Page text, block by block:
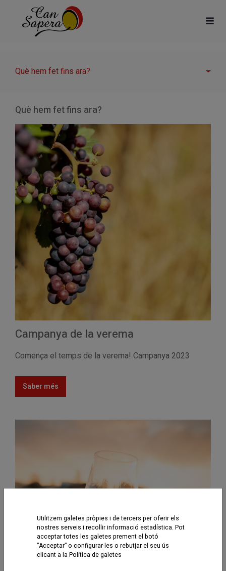
Què hem fet fins ara?
Què hem fet fins ara?
Campanya de la verema
Comença el temps de la verema! Campanya 2023
Saber més
Utilitzem galetes pròpies i de tercers per oferir els
nostres serveis i recollir informació estadística. Pot
acceptar totes les galetes prement el botó
”Acceptar” o configurar-les o rebutjar el seu ús
clicant a laPolítica de galetes